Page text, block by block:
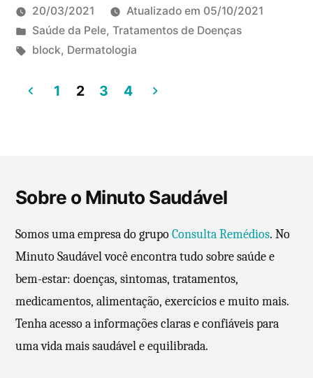
20/03/2021
Atualizado em 05/10/2021
P
u
l
e
Saúde da Pele, Tratamentos de Doenças
T
g
block, Dermatologia
i
n
a
ç
ã
o
1 2 3 4
Sobre o Minuto Saudável
Somos uma empresa do grupoConsulta Remédios. No
Minuto Saudável você encontra tudo sobre saúde e
bem-estar: doenças, sintomas, tratamentos,
medicamentos, alimentação, exercícios e muito mais.
Tenha acesso a informações claras e confiáveis para
uma vida mais saudável e equilibrada.